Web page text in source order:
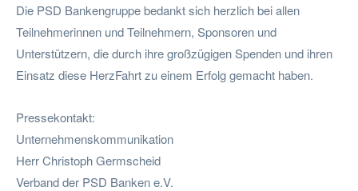
Die PSD Bankengruppe bedankt sich herzlich bei allen
Teilnehmerinnen und Teilnehmern, Sponsoren und
Unterstützern, die durch ihre großzügigen Spenden und ihren
Einsatz diese HerzFahrt zu einem Erfolg gemacht haben.
Pressekontakt:
Unternehmenskommunikation
Herr Christoph Germscheid
Verband der PSD Banken e.V.